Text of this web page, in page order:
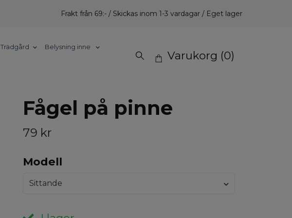
Frakt från 69:- / Skickas inom 1-3 vardagar / Eget lager
Trädgård Belysning inne
Varukorg (0)
Fågel på pinne
79 kr
Modell
Sittande